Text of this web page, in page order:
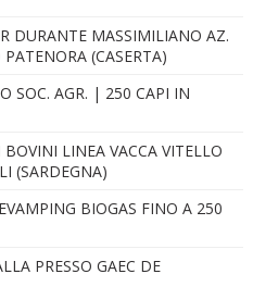
DURANTE MASSIMILIANO AZ.
(CASERTA)
SOC. AGR. | 250 CAPI IN
LINEA VACCA VITELLO
(SARDEGNA)
BIOGAS FINO A 250
PRESSO GAEC DE